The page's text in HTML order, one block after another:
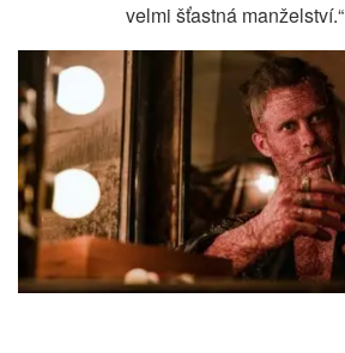
velmi šťastná manželství.“